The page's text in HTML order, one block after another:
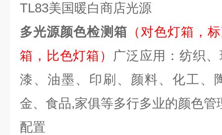
TL83美国暖白商店光源
多光源颜色检测箱 （对色灯箱，
箱 ，比色灯箱） 广泛应用：纺织
漆、油墨、印刷、颜料、化工、
金、食品,家俱等多行多业的颜色管
配置